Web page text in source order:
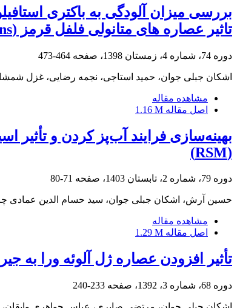
بررسی میزان آلودگی به باکتری
تاثیر عصاره های متانولی فلفل قرمز (Capsicum frutescens) و پیازقرمز (Allium cepa) بر ضد آن‌ها
دوره 74، شماره 4، زمستان 1398، صفحه 464-473
اشکان جبلی جوان، حمید استاجی، نجمه رضایی، غزل
مشاهده مقاله
اصل مقاله 1.16 M
بهینه‌سازی فرایند آب‌پز کردن و
(RSM)
دوره 79، شماره 2، تابستان 1403، صفحه 71-80
حسین آرش، اشکان جبلی جوان، سید حسام الدین عمادی
مشاهده مقاله
اصل مقاله 1.29 M
تأثیر افزودن عصاره ژل آلوئه ورا به
دوره 68، شماره 3، 1392، صفحه 233-240